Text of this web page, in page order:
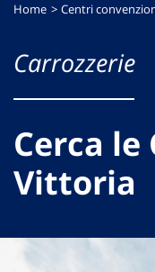
Home Centri
Carrozzerie
Cerca le
Vittoria